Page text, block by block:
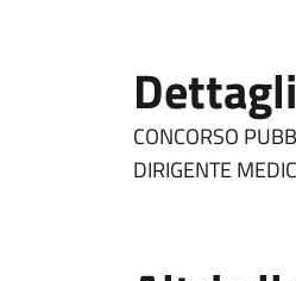
Dettagli
CONCORSO
DIRIGENTE